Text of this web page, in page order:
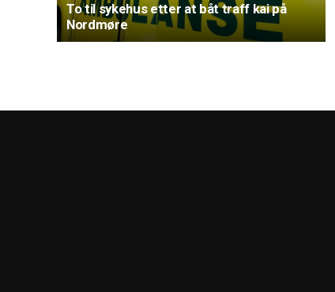
To til sykehus etter at båt traff kai på
Nordmøre